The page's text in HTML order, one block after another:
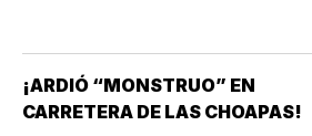
¡ARDIÓ “MONSTRUO” EN
CARRETERA DE LAS CHOAPAS!